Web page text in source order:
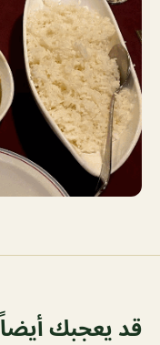
قد يعجبك أيضاً